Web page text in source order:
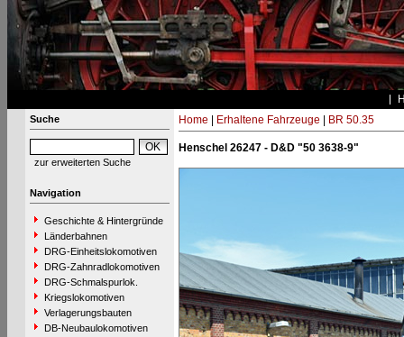
Suche
zur erweiterten Suche
Navigation
Geschichte & Hintergründe
Länderbahnen
DRG-Einheitslokomotiven
DRG-Zahnradlokomotiven
DRG-Schmalspurlok.
Kriegslokomotiven
Verlagerungsbauten
DB-Neubaulokomotiven
Home Erhaltene Fahrzeuge BR 50.35
Henschel 26247 - D&D "50 3638-9"